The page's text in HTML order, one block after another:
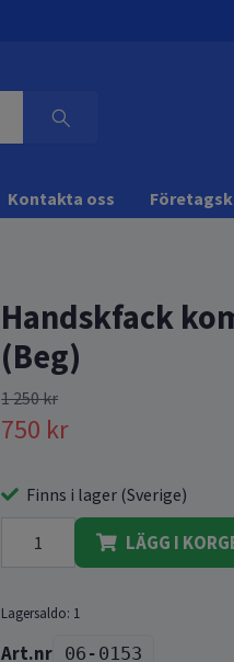
Kontakta oss
Handskfack
(Beg)
1 250 kr
750 kr
Finns i lager (Sverige)
LÄGG I
Lagersaldo: 1
06-0153